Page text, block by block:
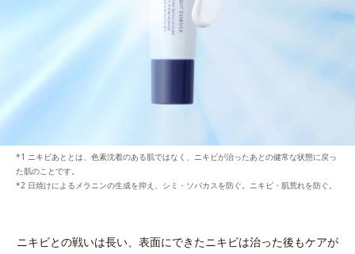
*1 ニキビあととは、色素沈着のある肌ではなく、ニキビが治ったあとの健常な状態に戻っ
た肌のことです。
*2 日焼けによるメラニンの生成を抑え、シミ・ソバカスを防ぐ。ニキビ・肌荒れを防ぐ。
ニキビとの戦いは長い、表面にできたニキビは治った後もケアが